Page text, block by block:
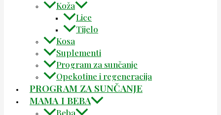
Koža
Lice
Tijelo
Kosa
Suplementi
Program za sunčanje
Opekotine i regeneracija
PROGRAM ZA SUNČANJE
MAMA I BEBA
Beba